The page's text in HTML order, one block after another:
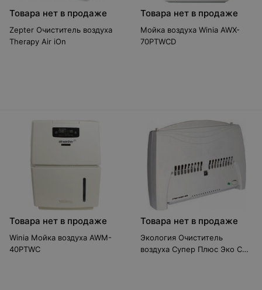
Товара нет в продаже
Zepter Очиститель воздуха
Therapy Air iOn
Товара нет в продаже
Мойка воздуха Winia AWX-
70PTWCD
Товара нет в продаже
Winia Мойка воздуха AWM-
40PTWC
Товара нет в продаже
Экология Очиститель
воздуха Супер Плюс Эко С